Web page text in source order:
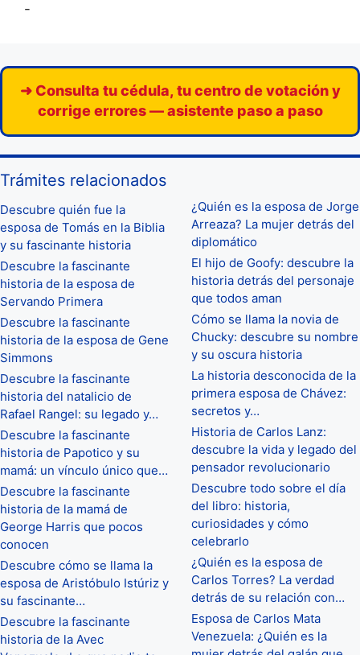
-
➜ Consulta tu cédula, tu centro de votación y
corrige errores — asistente paso a paso
Trámites relacionados
Descubre quién fue la
esposa de Tomás en la Biblia
y su fascinante historia
Descubre la fascinante
historia de la esposa de
Servando Primera
Descubre la fascinante
historia de la esposa de Gene
Simmons
Descubre la fascinante
historia del natalicio de
Rafael Rangel: su legado y…
Descubre la fascinante
historia de Papotico y su
mamá: un vínculo único que…
Descubre la fascinante
historia de la mamá de
George Harris que pocos
conocen
Descubre cómo se llama la
esposa de Aristóbulo Istúriz y
su fascinante…
Descubre la fascinante
historia de la Avec
¿Quién es la esposa de Jorge
Arreaza? La mujer detrás del
diplomático
El hijo de Goofy: descubre la
historia detrás del personaje
que todos aman
Cómo se llama la novia de
Chucky: descubre su nombre
y su oscura historia
La historia desconocida de la
primera esposa de Chávez:
secretos y…
Historia de Carlos Lanz:
descubre la vida y legado del
pensador revolucionario
Descubre todo sobre el día
del libro: historia,
curiosidades y cómo
celebrarlo
¿Quién es la esposa de
Carlos Torres? La verdad
detrás de su relación con…
Esposa de Carlos Mata
Venezuela: ¿Quién es la